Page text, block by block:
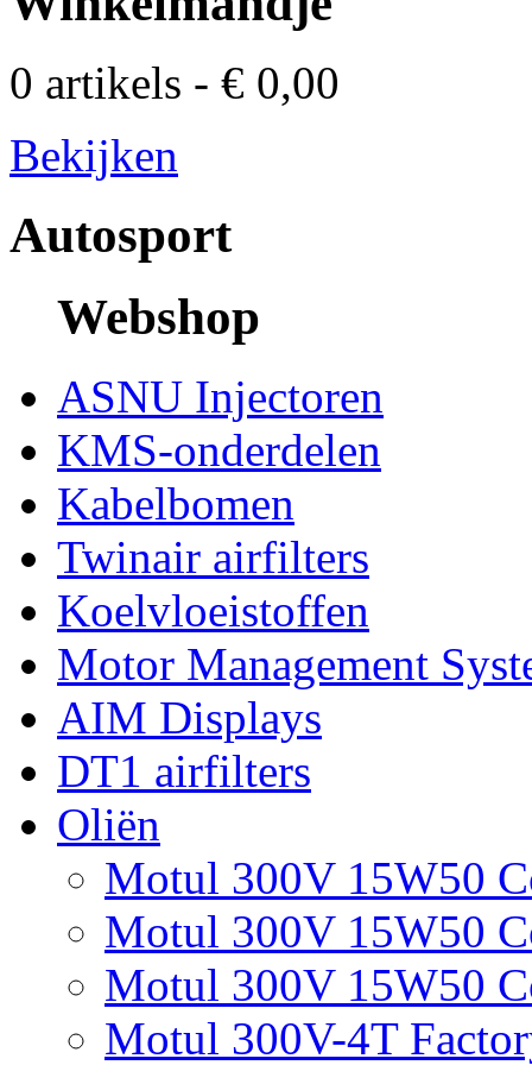
0 artikels - € 0,00
Bekijken
Autosport
Webshop
ASNU Injectoren
KMS-onderdelen
Kabelbomen
Twinair airfilters
Koelvloeistoffen
Motor Management
AIM Displays
DT1 airfilters
Oliën
Motul 300V 15W50
Motul 300V 15W50
Motul 300V 15W50
Motul 300V-4T